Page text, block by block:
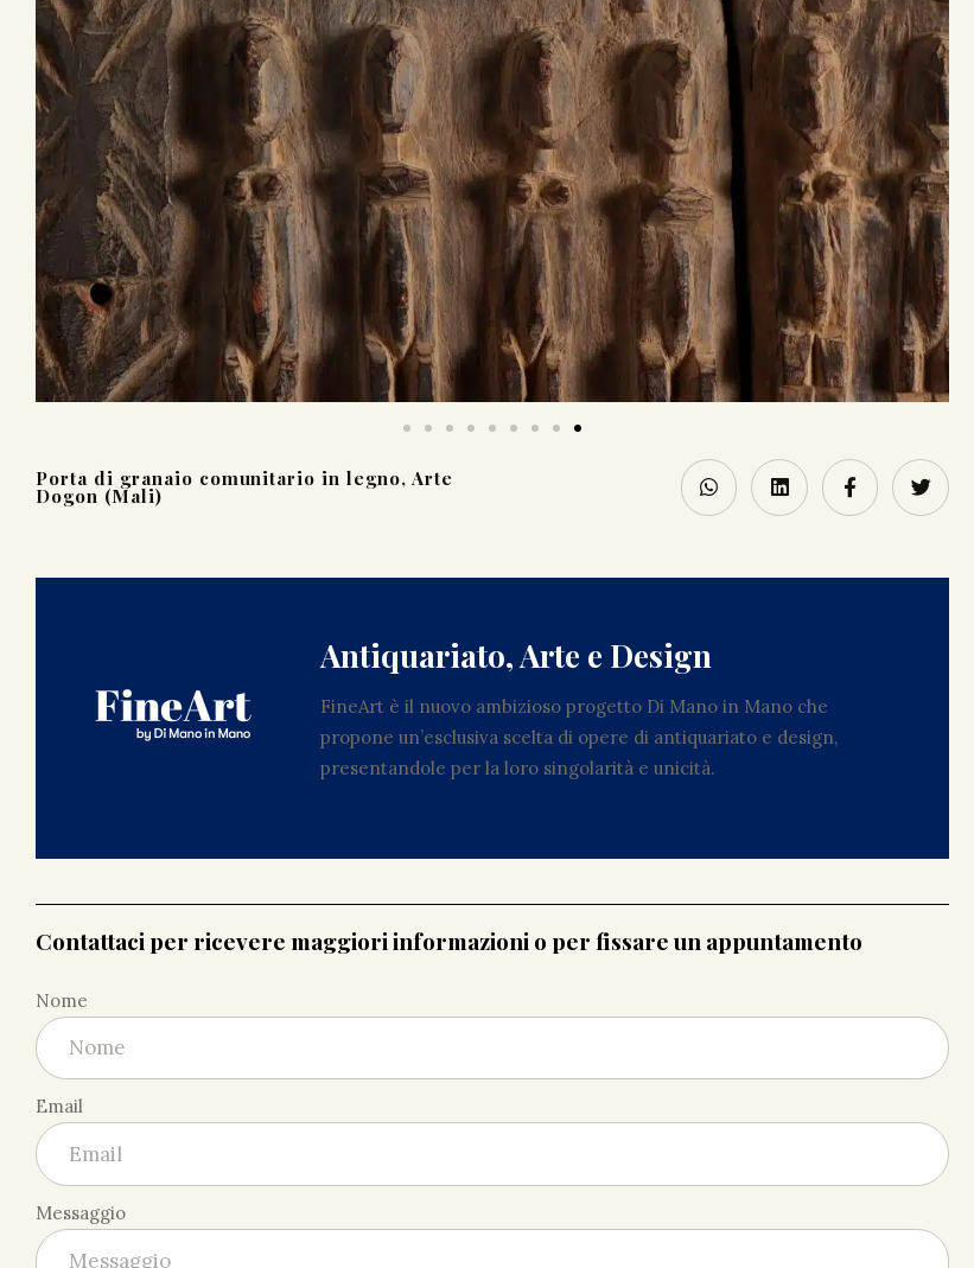
Porta di granaio comunitario in legno, Arte
Dogon (Mali)
Antiquariato, Arte e Design
FineArt è il nuovo ambizioso progetto Di Mano in Mano che
propone un’esclusiva scelta di opere di antiquariato e design,
presentandole per la loro singolarità e unicità.
Contattaci per ricevere maggiori informazioni o per fissare un appuntamento
Nome
Email
Messaggio